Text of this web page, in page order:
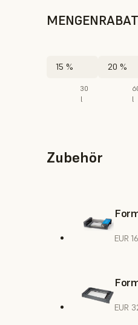
15 %
30
l
20 %
l
Zubehör
EUR
EUR